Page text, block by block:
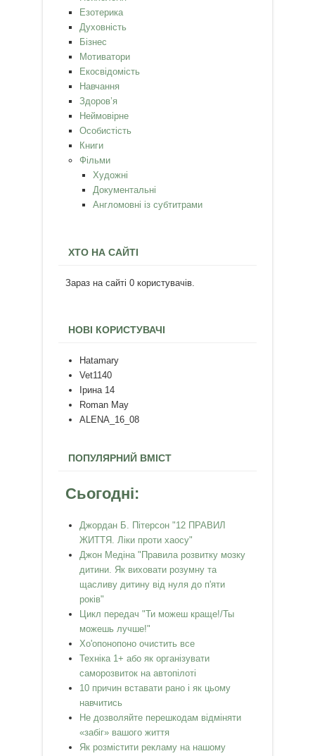
Езотерика
Духовність
Бізнес
Мотиватори
Екосвідомість
Навчання
Здоров’я
Неймовірне
Особистість
Книги
Фільми
Художні
Документальні
Англомовні із субтитрами
ХТО НА САЙТІ
Зараз на сайті 0 користувачів.
НОВІ КОРИСТУВАЧІ
Hatamary
Vet1140
Ірина 14
Roman May
ALENA_16_08
ПОПУЛЯРНИЙ ВМІСТ
Сьогодні:
Джордан Б. Пітерсон "12 ПРАВИЛ
ЖИТТЯ. Ліки проти хаосу"
Джон Медіна "Правила розвитку мозку
дитини. Як виховати розумну та
щасливу дитину від нуля до п'яти
років"
Цикл передач "Ти можеш краще!/Ты
можешь лучше!"
Хо'опонопоно очистить все
Техніка 1+ або як організувати
саморозвиток на автопілоті
10 причин вставати рано і як цьому
навчитись
Не дозволяйте перешкодам відміняти
«забіг» вашого життя
Як розмістити рекламу на нашому